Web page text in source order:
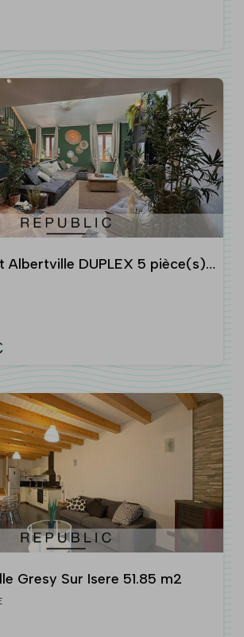
Albertville DUPLEX 5 pièce(s)
Gresy Sur Isere 51.85 m2